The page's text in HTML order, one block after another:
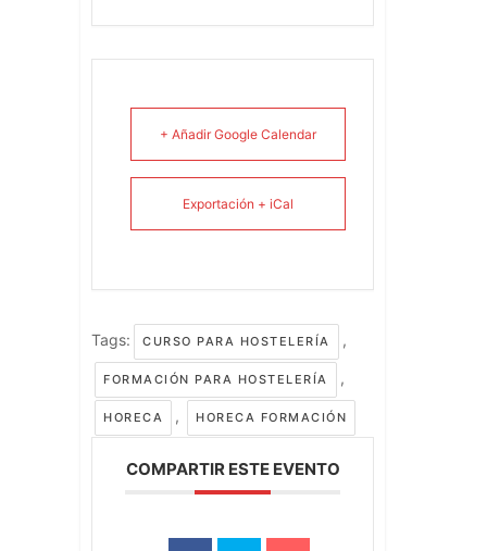
+ Añadir Google Calendar
Exportación + iCal
Tags: CURSO PARA HOSTELERÍA ,
FORMACIÓN PARA HOSTELERÍA ,
HORECA , HORECA FORMACIÓN
COMPARTIR ESTE EVENTO